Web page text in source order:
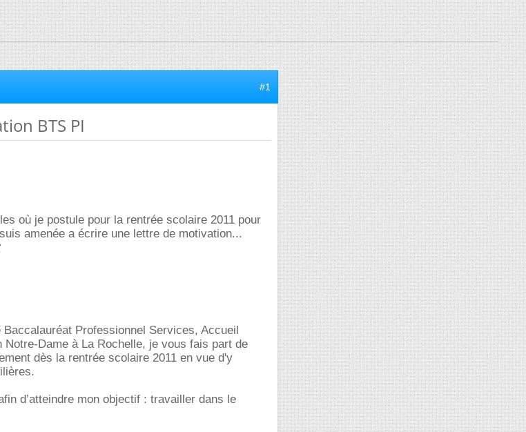
#1
BTS PI
où je postule pour la rentrée scolaire 2011 pour
amenée a écrire une lettre de motivation...
Professionnel Services, Accueil
Dame à La Rochelle, je vous fais part de
dès la rentrée scolaire 2011 en vue d'y
d’atteindre mon objectif : travailler dans le